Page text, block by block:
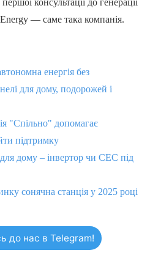
— саме така компанія.
енергія без
для дому, подорожей і
"Спільно" допомагає
підтримку
дому – інвертор чи СЕС під
сонячна станція у 2025 році
до нас в Telegram!